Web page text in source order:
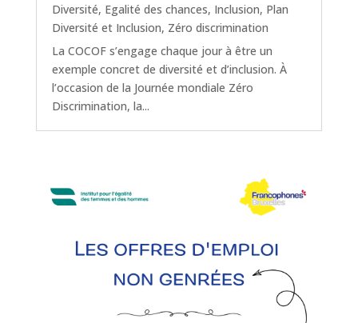
Diversité, Egalité des chances, Inclusion, Plan
Diversité et Inclusion, Zéro discrimination
La COCOF s’engage chaque jour à être un
exemple concret de diversité et d’inclusion. À
l’occasion de la Journée mondiale Zéro
Discrimination, la...